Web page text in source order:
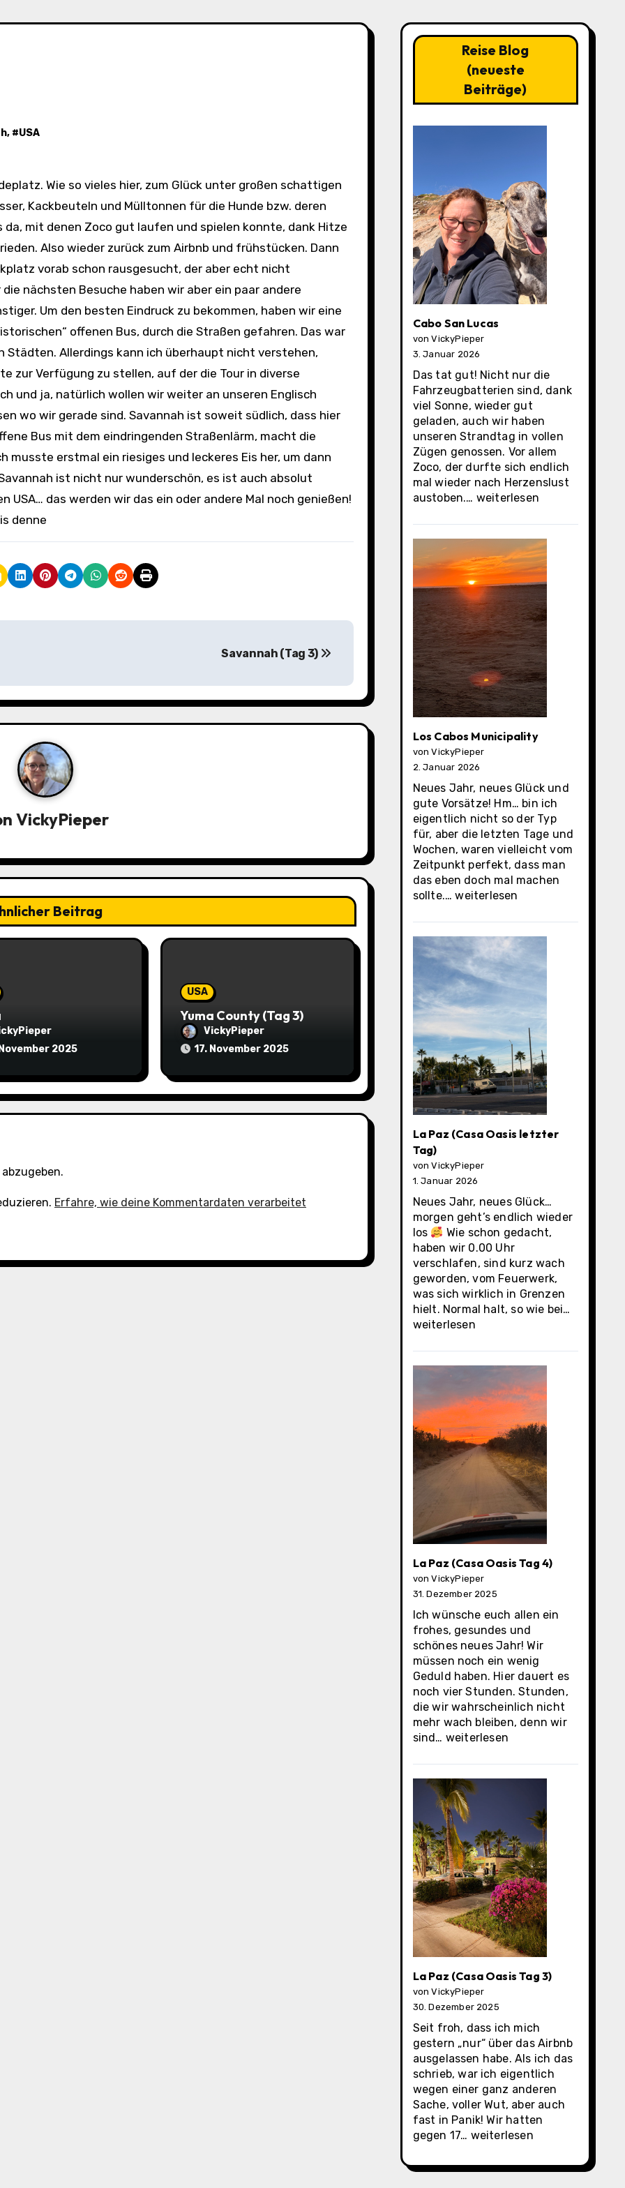
, #USA
Kackbeuteln und Mülltonnen für die Hunde bzw. deren
mit denen Zoco gut laufen und spielen konnte, dank Hitze
Also wieder zurück zum Airbnb und frühstücken. Dann
vorab schon rausgesucht, der aber echt nicht
die nächsten Besuche haben wir aber ein paar andere
Um den besten Eindruck zu bekommen, haben wir eine
offenen Bus, durch die Straßen gefahren. Das war
Städten. Allerdings kann ich überhaupt nicht verstehen,
zur Verfügung zu stellen, auf der die Tour in diverse
und ja, natürlich wollen wir weiter an unseren Englisch
wo wir gerade sind. Savannah ist soweit südlich, dass hier
Bus mit dem eindringenden Straßenlärm, macht die
musste erstmal ein riesiges und leckeres Eis her, um dann
ist nicht nur wunderschön, es ist auch absolut
USA… das werden wir das ein oder andere Mal noch genießen!
denne
Savannah (Tag 3)
VickyPieper
Beitrag
2025
USA
Yuma County (Tag 3)
VickyPieper
17. November 2025
Erfahre, wie deine Kommentardaten verarbeitet
Reise Blog
(neueste
Beiträge)
Cabo San Lucas
von VickyPieper
3. Januar 2026
Das tat gut! Nicht nur die
Fahrzeugbatterien sind, dank
viel Sonne, wieder gut
geladen, auch wir haben
unseren Strandtag in vollen
Zügen genossen. Vor allem
Zoco, der durfte sich endlich
mal wieder nach Herzenslust
austoben.… Cabo
Lucas
weiterlesen
Los Cabos Municipality
von VickyPieper
2. Januar 2026
Neues Jahr, neues Glück und
gute Vorsätze! Hm… bin ich
eigentlich nicht so der Typ
für, aber die letzten Tage und
Wochen, waren vielleicht vom
Zeitpunkt perfekt, dass man
das eben doch mal machen
sollte.…Los
Municipality
weiterlesen
La Paz (Casa Oasis letzter
Tag)
von VickyPieper
1. Januar 2026
Neues Jahr, neues Glück…
morgen geht’s endlich wieder
los
Wie schon gedacht,
haben wir 0.00 Uhr
verschlafen, sind kurz wach
geworden, vom Feuerwerk,
was sich wirklich in Grenzen
hielt. Normal halt, so wie bei…
Oasis
weiterlesen
La Paz (Casa Oasis Tag 4)
von VickyPieper
31. Dezember 2025
Ich wünsche euch allen ein
frohes, gesundes und
schönes neues Jahr! Wir
müssen noch ein wenig
Geduld haben. Hier dauert es
noch vier Stunden. Stunden,
die wir wahrscheinlich nicht
mehr wach bleiben, denn wir
sind… La
(Casa
Oasis
Tag
4)
weiterlesen
La Paz (Casa Oasis Tag 3)
von VickyPieper
30. Dezember 2025
Seit froh, dass ich mich
gestern „nur“ über das Airbnb
ausgelassen habe. Als ich das
schrieb, war ich eigentlich
wegen einer ganz anderen
Sache, voller Wut, aber auch
fast in Panik! Wir hatten
gegen 17… La
(Casa
weiterlesen